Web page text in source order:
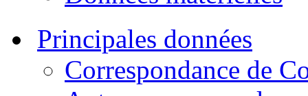
Principales données
Correspondance de